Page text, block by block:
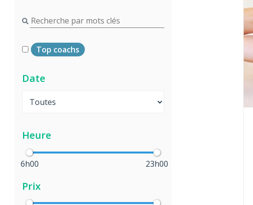
Top coachs
Date
Heure
6h00 23h00
Prix